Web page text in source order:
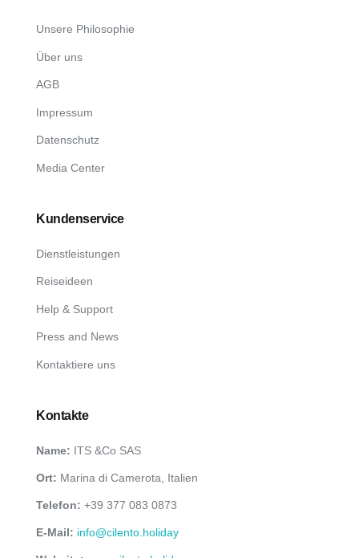
Unsere Philosophie
Über uns
AGB
Impressum
Datenschutz
Media Center
Kundenservice
Dienstleistungen
Reiseideen
Help & Support
Press and News
Kontaktiere uns
Kontakte
Name: ITS &Co SAS
Ort: Marina di Camerota, Italien
Telefon: +39 377 083 0873
E-Mail: info@cilento.holiday